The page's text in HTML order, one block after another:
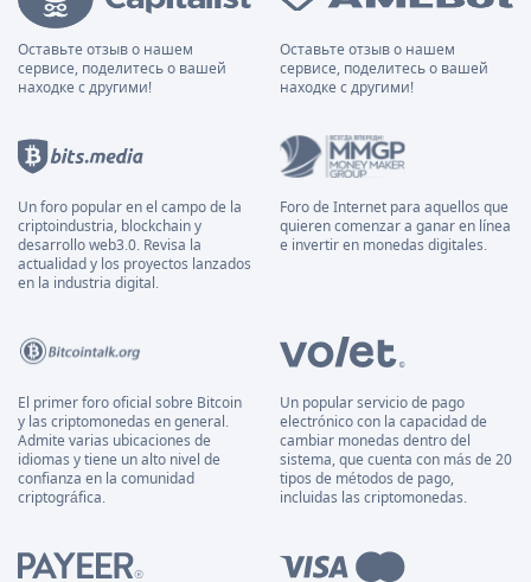
Оставьте отзыв о нашем
сервисе, поделитесь о вашей
находке с другими!
Оставьте отзыв о нашем
сервисе, поделитесь о вашей
находке с другими!
Un foro popular en el campo de la
criptoindustria, blockchain y
desarrollo web3.0. Revisa la
actualidad y los proyectos lanzados
en la industria digital.
Foro de Internet para aquellos que
quieren comenzar a ganar en línea
e invertir en monedas digitales.
El primer foro oficial sobre Bitcoin
y las criptomonedas en general.
Admite varias ubicaciones de
idiomas y tiene un alto nivel de
confianza en la comunidad
criptográfica.
Un popular servicio de pago
electrónico con la capacidad de
cambiar monedas dentro del
sistema, que cuenta con más de 20
tipos de métodos de pago,
incluidas las criptomonedas.